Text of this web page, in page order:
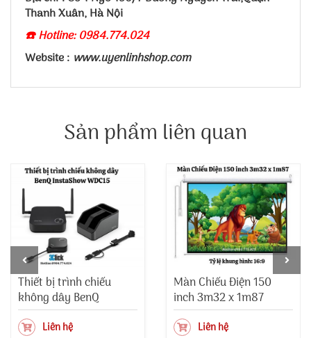
Thanh Xuân, Hà Nội
☎️ Hotline: 0984.774.024
Website : www.uyenlinhshop.com
Sản phẩm liên quan
Thiết bị trình chiếu
không dây BenQ
InstaShow WDC15
Liên hệ
Màn Chiếu Điện 150
inch 3m32 x 1m87
Liên hệ